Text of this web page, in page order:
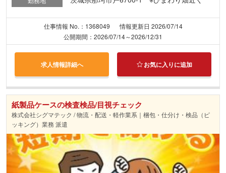
仕事情報 No.：1368049
情報更新日 2026/07/14
公開期間：2026/07/14～2026/12/31
求人情報詳細へ お気に入りに追加
紙製品ケースの検査検品/目視チェック
株式会社シグマテック / 物流・配送・軽作業系｜梱包・仕分け・検品（ピ
ッキング）業務 派遣